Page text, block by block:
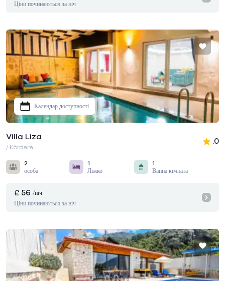
Ціни починаються за ніч
Календар доступності
Villa Liza
/ Kördere
.0
2
особа
1
Ліжко
1
Ванна кімната
£ 56 /ніч
Ціни починаються за ніч